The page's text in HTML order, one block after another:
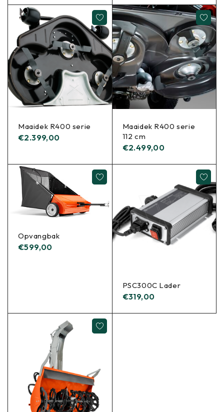
Maaidek R400 serie
€2.399,00
Maaidek R400 serie
112 cm
€2.499,00
Opvangbak
€599,00
PSC300C Lader
€319,00